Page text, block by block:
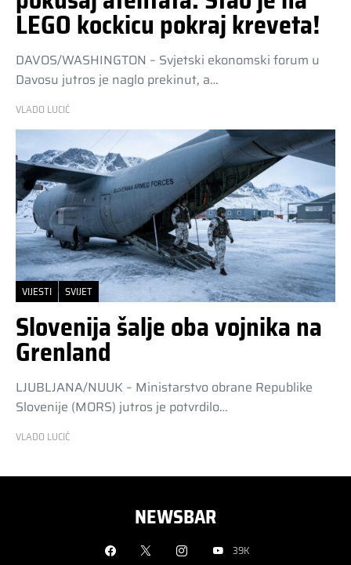
LEGO kockicu pokraj kreveta!
DAVOS/WASHINGTON – Svjetski ekonomski forum u
Davosu jutros je naglo prekinut, a…
VLADO LUCIĆ
VIJESTI SVIJET
Slovenija šalje oba vojnika na
Grenland
LJUBLJANA/NUUK – Ministarstvo obrane Republike
Slovenije (MORS) jutros je potvrdilo…
VLADO LUCIĆ
NEWSBAR
39K